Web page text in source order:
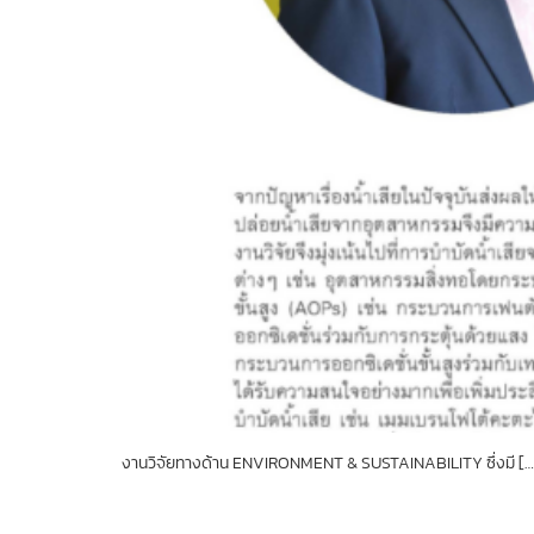
งานวิจัยทางด้าน ENVIRONMENT & SUSTAINABILITY ซึ่งมี